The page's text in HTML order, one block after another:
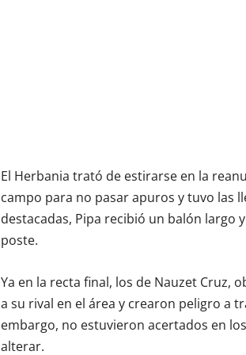
El Herbania trató de estirarse en la
campo para no pasar apuros y tuvo las
destacadas, Pipa recibió un balón largo
poste.
Ya en la recta final, los de Nauzet Cruz,
a su rival en el área y crearon peligro a
embargo, no estuvieron acertados en
alterar.